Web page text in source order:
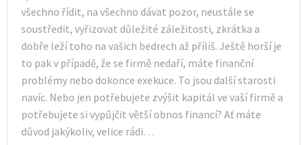
všechno řídit, na všechno dávat pozor, neustále se
soustředit, vyřizovat důležité záležitosti, zkrátka a
dobře leží toho na vašich bedrech až příliš. Ještě horší je
to pak v případě, že se firmě nedaří, máte finanční
problémy nebo dokonce exekuce. To jsou další starosti
navíc. Nebo jen potřebujete zvýšit kapitál ve vaší firmě a
potřebujete si vypůjčit větší obnos financí? Ať máte
důvod jakýkoliv, velice rádi…